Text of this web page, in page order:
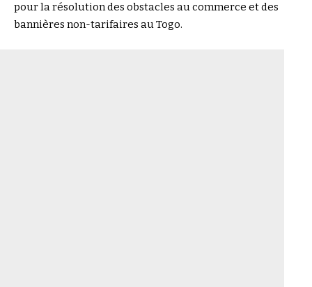
pour la résolution des obstacles au commerce et des
bannières non-tarifaires au Togo.